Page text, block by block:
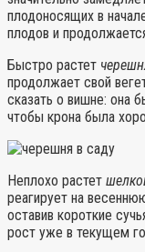
плодоносящих в
плодов и
Быстро растет
продолжает свой
сказать о вишне: она
чтобы крона была
Неплохо растет
реагирует на
оставив короткие
рост уже в текущем